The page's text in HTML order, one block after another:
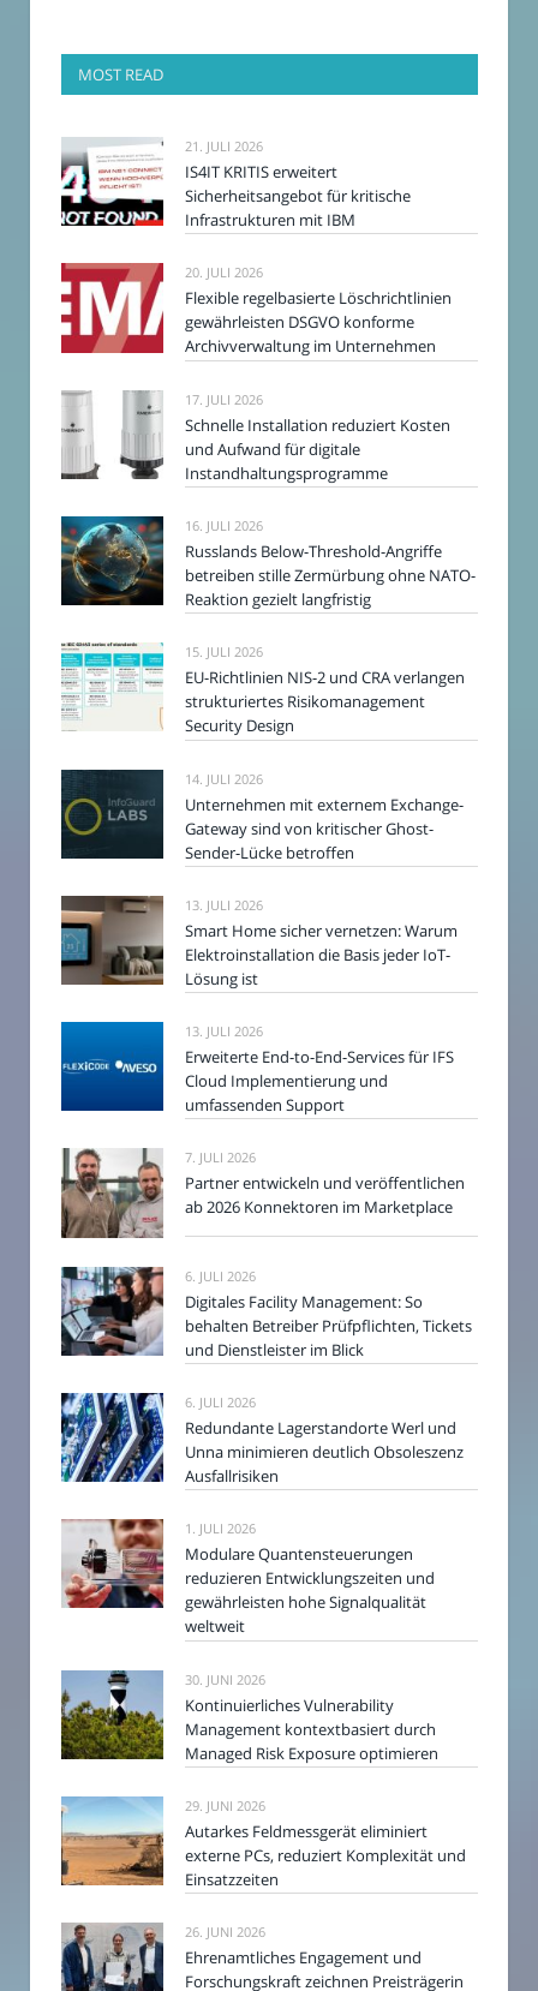
MOST READ
21. JULI 2026
IS4IT KRITIS erweitert
Sicherheitsangebot für kritische
Infrastrukturen mit IBM
20. JULI 2026
Flexible regelbasierte Löschrichtlinien
gewährleisten DSGVO konforme
Archivverwaltung im Unternehmen
17. JULI 2026
Schnelle Installation reduziert Kosten
und Aufwand für digitale
Instandhaltungsprogramme
16. JULI 2026
Russlands Below-Threshold-Angriffe
betreiben stille Zermürbung ohne NATO-
Reaktion gezielt langfristig
15. JULI 2026
EU-Richtlinien NIS-2 und CRA verlangen
strukturiertes Risikomanagement
Security Design
14. JULI 2026
Unternehmen mit externem Exchange-
Gateway sind von kritischer Ghost-
Sender-Lücke betroffen
13. JULI 2026
Smart Home sicher vernetzen: Warum
Elektroinstallation die Basis jeder IoT-
Lösung ist
13. JULI 2026
Erweiterte End-to-End-Services für IFS
Cloud Implementierung und
umfassenden Support
7. JULI 2026
Partner entwickeln und veröffentlichen
ab 2026 Konnektoren im Marketplace
6. JULI 2026
Digitales Facility Management: So
behalten Betreiber Prüfpflichten, Tickets
und Dienstleister im Blick
6. JULI 2026
Redundante Lagerstandorte Werl und
Unna minimieren deutlich Obsoleszenz
Ausfallrisiken
1. JULI 2026
Modulare Quantensteuerungen
reduzieren Entwicklungszeiten und
gewährleisten hohe Signalqualität
weltweit
30. JUNI 2026
Kontinuierliches Vulnerability
Management kontextbasiert durch
Managed Risk Exposure optimieren
29. JUNI 2026
Autarkes Feldmessgerät eliminiert
externe PCs, reduziert Komplexität und
Einsatzzeiten
26. JUNI 2026
Ehrenamtliches Engagement und
Forschungskraft zeichnen Preisträgerin